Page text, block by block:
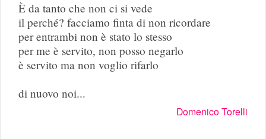
È da tanto che non ci si vede
il perché? facciamo finta di non ricordare
per entrambi non è stato lo stesso
per me è servito, non posso negarlo
è servito ma non voglio rifarlo
di nuovo noi...
Domenico Torelli